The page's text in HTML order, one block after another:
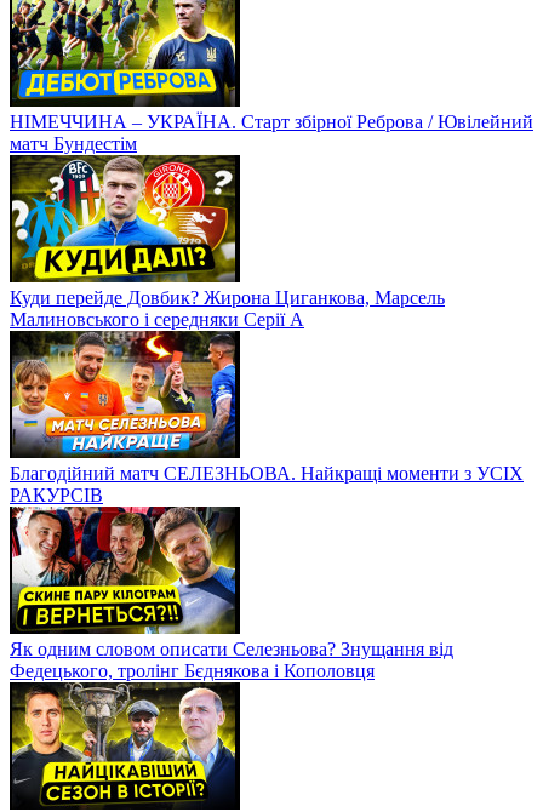
НІМЕЧЧИНА – УКРАЇНА. Старт збірної Реброва / Ювілейний
матч Бундестім
Куди перейде Довбик? Жирона Циганкова, Марсель
Малиновського і середняки Серії А
Благодійний матч СЕЛЕЗНЬОВА. Найкращі моменти з УСІХ
РАКУРСІВ
Як одним словом описати Селезньова? Знущання від
Федецького, тролінг Бєднякова і Кополовця